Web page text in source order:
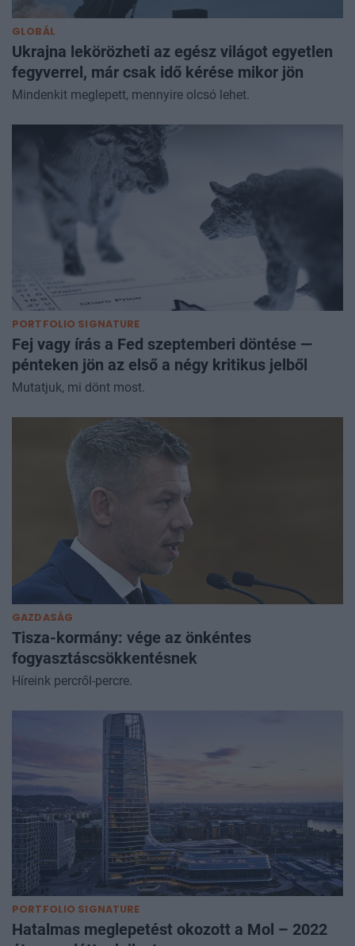
GLOBÁL
Ukrajna lekörözheti az egész világot egyetlen
fegyverrel, már csak idő kérése mikor jön
Mindenkit meglepett, mennyire olcsó lehet.
PORTFOLIO SIGNATURE
Fej vagy írás a Fed szeptemberi döntése —
pénteken jön az első a négy kritikus jelből
Mutatjuk, mi dönt most.
GAZDASÁG
Tisza-kormány: vége az önkéntes
fogyasztáscsökkentésnek
Híreink percről-percre.
PORTFOLIO SIGNATURE
Hatalmas meglepetést okozott a Mol – 2022